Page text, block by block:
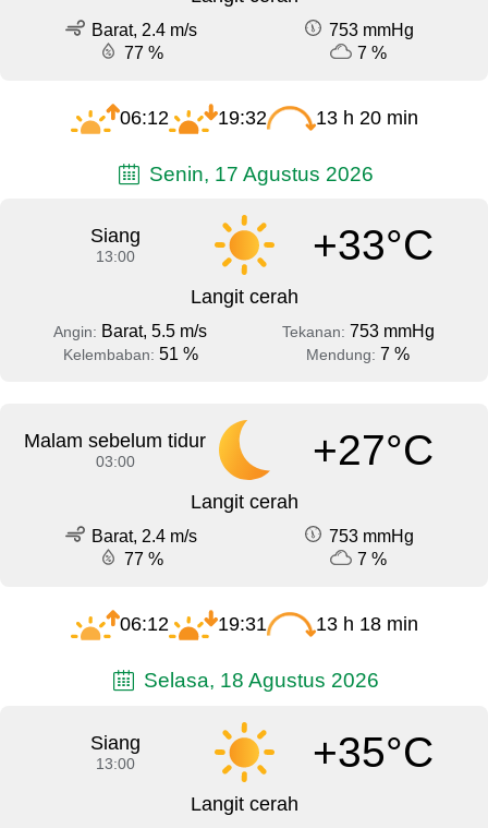
Barat, 2.4 m/s
753 mmHg
77 %
7 %
06:12 19:32 13 h 20 min
Senin, 17 Agustus 2026
Siang
13:00 +33°C
Langit cerah
Angin: Barat, 5.5 m/s Tekanan: 753 mmHg
Kelembaban: 51 % Mendung: 7 %
Malam sebelum tidur
03:00 +27°C
Langit cerah
Barat, 2.4 m/s
753 mmHg
77 %
7 %
06:12 19:31 13 h 18 min
Selasa, 18 Agustus 2026
Siang
13:00 +35°C
Langit cerah